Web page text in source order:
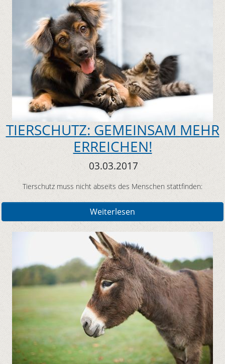
TIERSCHUTZ: GEMEINSAM MEHR
ERREICHEN!
03.03.2017
Tierschutz muss nicht abseits des Menschen stattfinden:
Weiterlesen